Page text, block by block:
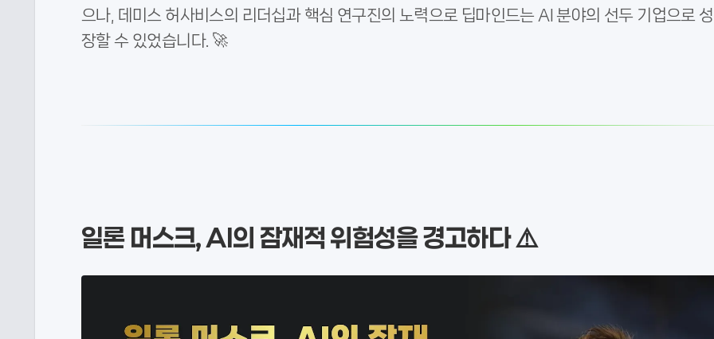
으나, 데미스 허사비스의 리더십과 핵심 연구진의 노력으로 딥마인드는 AI 분야의 선두 기업으로 성
장할 수 있었습니다. 🚀
일론 머스크, AI의 잠재적 위험성을 경고하다 ⚠️